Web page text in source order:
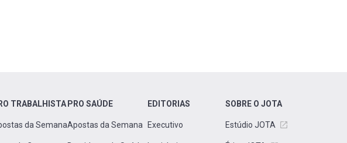
TRABALHISTA
da Semana
PRO SAÚDE
Apostas da Semana
EDITORIAS
Executivo
SOBRE O JOTA
Estúdio JOTA